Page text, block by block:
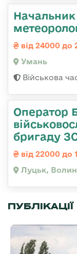
Начальник
від 24000 до
Умань
Військова
Оператор
бригаду
від 22000 до
Луцьк,
ПУБЛІКАЦІЇ